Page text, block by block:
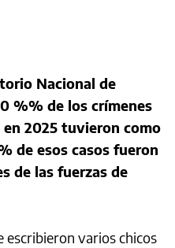
Nacional de
%% de los crímenes
2025 tuvieron como
de esos casos fueron
de las fuerzas de
escribieron varios chicos